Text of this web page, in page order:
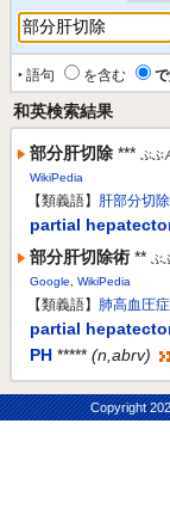
‣ 語句 を含む
和英検索結果
部分肝切除 *** ぶぶ
WikiPedia
【類義語】 肝部分切除
partial
部分肝切除術 ** ぶ
Google
WikiPedia
【類義語】 肺高血圧症
partial
PH ***** (n,abrv)
Copyright